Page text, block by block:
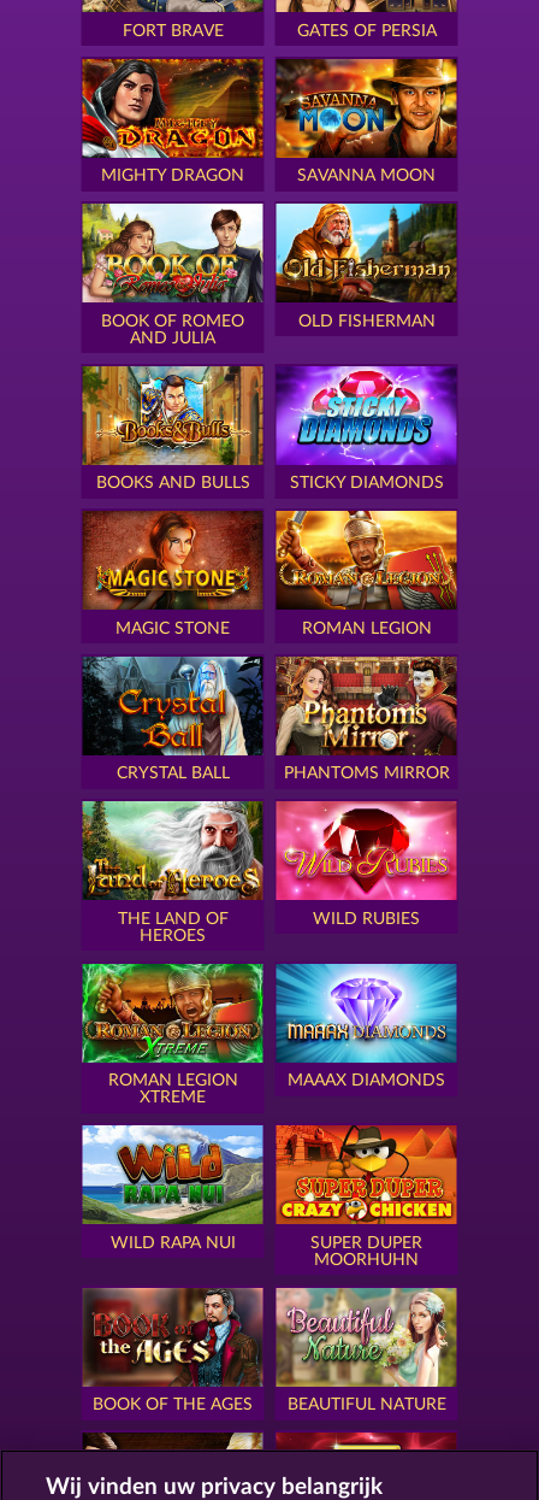
FORT BRAVE GATES OF PERSIA
MIGHTY DRAGON SAVANNA MOON
BOOK OF ROMEO
AND JULIA
OLD FISHERMAN
BOOKS AND BULLS STICKY DIAMONDS
MAGIC STONE ROMAN LEGION
CRYSTAL BALL PHANTOMS MIRROR
THE LAND OF
HEROES
WILD RUBIES
ROMAN LEGION
XTREME
MAAAX DIAMONDS
WILD RAPA NUI
SUPER DUPER
MOORHUHN
BOOK OF THE AGES BEAUTIFUL NATURE
Wij vinden uw privacy belangrijk